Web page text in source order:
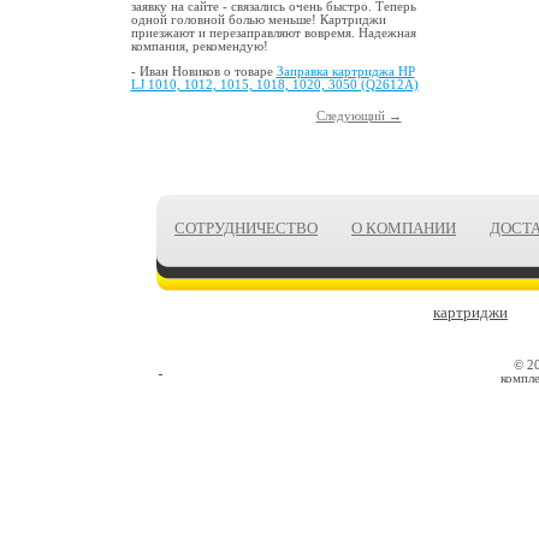
заявку на сайте - связались очень быстро. Теперь
одной головной болью меньше! Картриджи
приезжают и перезаправляют вовремя. Надежная
компания, рекомендую!
- Иван Новиков о товаре Заправка картриджа HP
LJ 1010, 1012, 1015, 1018, 1020, 3050 (Q2612A)
Следующий →
СОТРУДНИЧЕСТВО О КОМПАНИИ
картриджи
©